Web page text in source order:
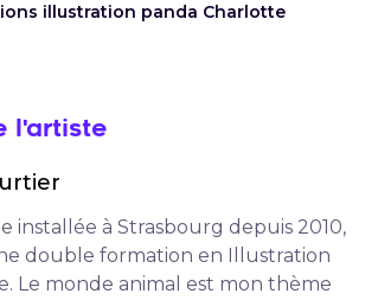
illustration panda Charlotte
l'artiste
installée à Strasbourg depuis 2010,
double formation en Illustration
Le monde animal est mon thème